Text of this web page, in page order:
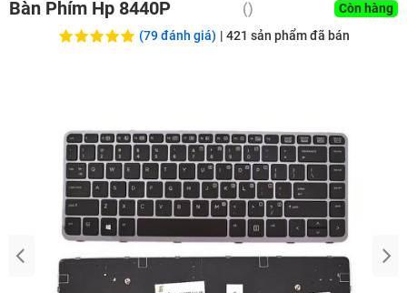
Bàn Phím Hp 8440P ()
Còn hàng
(79 đánh giá) | 421 sản phẩm đã bán